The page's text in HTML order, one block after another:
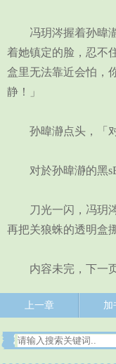
冯玥涔握着孙暐瀞
着她镇定的脸，忍不
盒里无法靠近会怕，
静！」
孙暐瀞点头，「对
对於孙暐瀞的黑sE
刀光一闪，冯玥涔
再把关狼蛛的透明盒
内容未完，下一
上一章 加